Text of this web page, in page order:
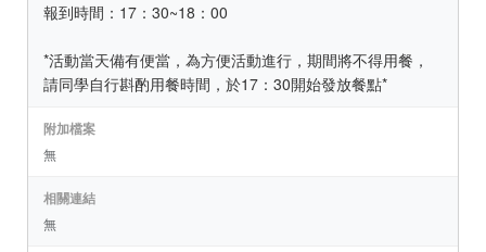
報到時間：17：30~18：00
*活動當天備有便當，為方便活動進行，期間將不得用餐，
請同學自行斟酌用餐時間，於17：30開始發放餐點*
附加檔案
無
相關連結
無